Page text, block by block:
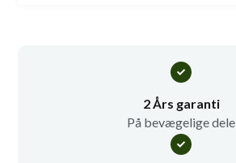
2 Års garanti
På bevægelige dele